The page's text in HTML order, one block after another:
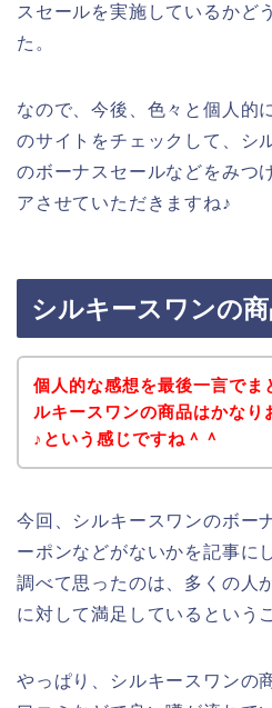
スセールを実施しているかど
た。
なので、今後、色々と個人的
のサイトをチェックして、シ
のボーナスセールなどをみつ
アさせていただきますね♪
シルキースワンの
個人的な感想を最後一言でま
ルキースワンの商品はかなり
♪という感じですね＾＾
今回、シルキースワンのボー
ーポンなどがないかを記事に
調べて思ったのは、多くの人
に対して満足しているという
やっぱり、シルキースワンの